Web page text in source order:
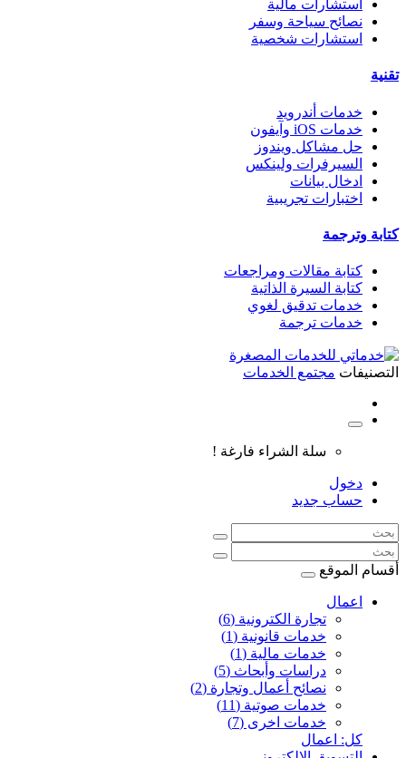
استشارات مالية
نصائح سياحة وسفر
استشارات شخصية
تقنية
خدمات أندرويد
خدمات iOS وآيفون
حل مشاكل ويندوز
السيرفرات ولينكس
ادخال بيانات
اختبارات تجريبية
كتابة وترجمة
كتابة مقالات ومراجعات
كتابة السيرة الذاتية
خدمات تدقيق لغوي
خدمات ترجمة
التصنيفات مجتمع الخدمات
سلة الشراء فارغة !
دخول
حساب جديد
أقسام الموقع
اعمال
تجارة الكترونية (6)
خدمات قانونية (1)
خدمات مالية (1)
دراسات وأبحاث (5)
نصائح أعمال وتجارة (2)
خدمات صوتية (11)
خدمات اخرى (7)
كل: اعمال